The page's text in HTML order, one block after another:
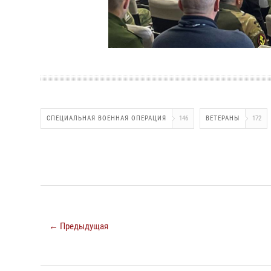
СПЕЦИАЛЬНАЯ ВОЕННАЯ ОПЕРАЦИЯ 146 ВЕТЕРАНЫ 172
← Предыдущая